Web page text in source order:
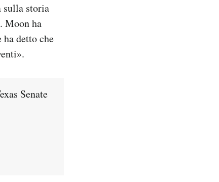
sulla storia
Moon ha
detto che
Senate